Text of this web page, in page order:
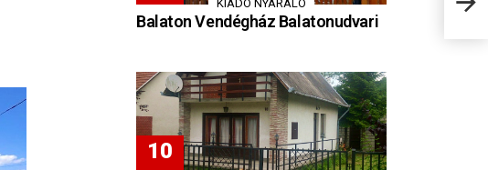
KIADÓ NYARALÓ
Balaton Vendégház Balatonudvari